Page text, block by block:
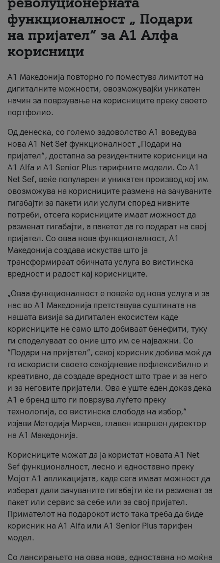
За нас
#ПодобарОнлајн
функционалност „ Подари
на пријател“ за А1 Алфа
корисници
А1 Македонија повторно го поместува лимитот на
дигиталните можности, овозможувајќи уникатен
начин за поврзување на корисниците преку своето
портфолио.
Од денеска, со големо задоволство А1 воведува
нова A1 Net Sef функционалност „Подари на
пријател“, достапна за резидентните корисници на
А1 Alfa и A1 Senior Plus тарифните модели. Со A1
Net Sef, веќе популарен и уникатен производ кој им
овозможува на корисниците размена на зачуваните
гигабајти за пакети или услуги според нивните
потреби, отсега корисниците имаат можност да
разменат гигабајти, а пакетот да го подарат на свој
пријател. Со оваа нова функционалност, А1
Македонија создава искуства што ја
трансформираат обичната услуга во вистинска
вредност и радост кај корисниците.
„Оваа функционалност е повеќе од нова услуга и за
нас во А1 Македонија претставува суштината на
нашата визија за дигитален екосистем каде
корисниците не само што добиваат бенефити, туку
ги споделуваат со оние што им се најважни. Со
“Подари на пријател”, секој корисник добива моќ да
го искористи своето секојдневие пофлексибилно и
креативно, да создаде вредност што трае и за него
и за неговите пријатели. Ова е уште еден доказ дека
А1 е бренд што ги поврзува луѓето преку
технологија, со вистинска слобода на избор,“
изјави Методија Мирчев, главен извршен директор
на А1 Македонија.
Корисниците можат да ја користат новата А1 Net
Sef функционалност, лесно и едноставно преку
Мојот А1 апликацијата, каде сега имаат можност да
изберат дали зачуваните гигабајти ќе ги разменат за
пакет или сервис за себе или за свој пријател.
Примателот на подарокот исто така треба да биде
корисник на А1 Alfa или A1 Senior Plus тарифен
модел.
Со лансирањето на оваа нова, едноставна но моќна